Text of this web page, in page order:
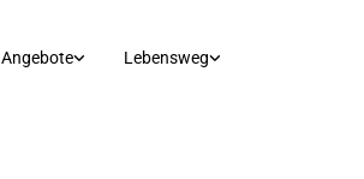
Lebensweg